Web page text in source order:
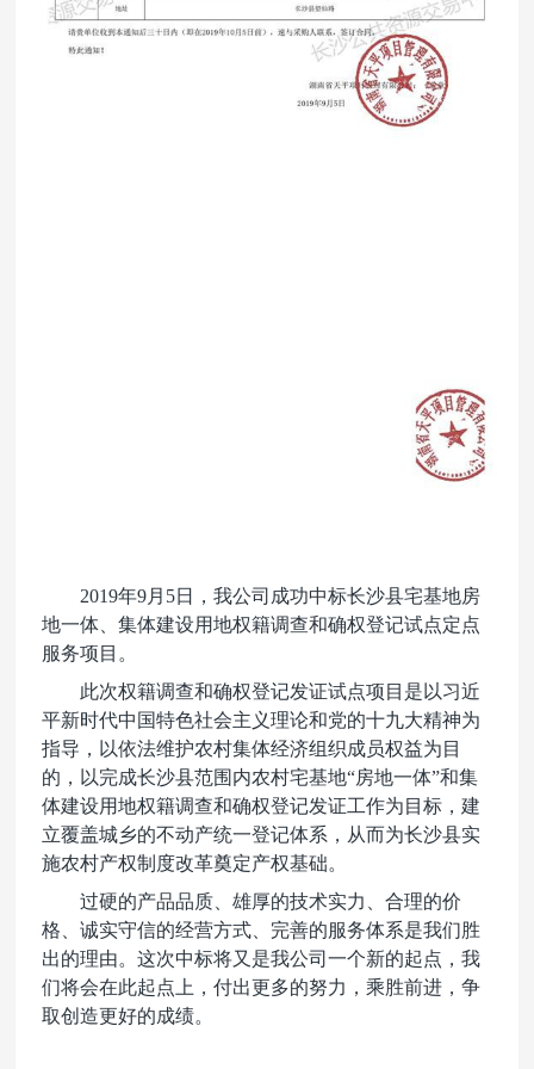
2019年9月5日，我公司成功中标长沙县宅基地房
地一体、集体建设用地权籍调查和确权登记试点定点
服务项目。
此次权籍调查和确权登记发证试点项目是以习近
平新时代中国特色社会主义理论和党的十九大精神为
指导，以依法维护农村集体经济组织成员权益为目
的，以完成长沙县范围内农村宅基地“房地一体”和集
体建设用地权籍调查和确权登记发证工作为目标，建
立覆盖城乡的不动产统一登记体系，从而为长沙县实
施农村产权制度改革奠定产权基础。
过硬的产品品质、雄厚的技术实力、合理的价
格、诚实守信的经营方式、完善的服务体系是我们胜
出的理由。这次中标将又是我公司一个新的起点，我
们将会在此起点上，付出更多的努力，乘胜前进，争
取创造更好的成绩。